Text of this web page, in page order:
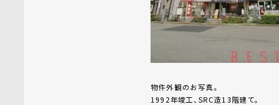
物件外観のお写真。
1992年竣工、SRC造13階建て。